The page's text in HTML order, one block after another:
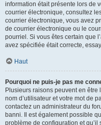
information était présente lors de
courrier électronique, consultez
courrier électronique, vous avez
de courrier électronique ou le
pourriel. Si vous êtes certain que
avez spécifiée était correcte,
Haut
Pourquoi ne puis-je pas me
Plusieurs raisons peuvent en être
nom d’utilisateur et votre mot de
contactez un administrateur du
banni. Il est également possible
problème de configuration et